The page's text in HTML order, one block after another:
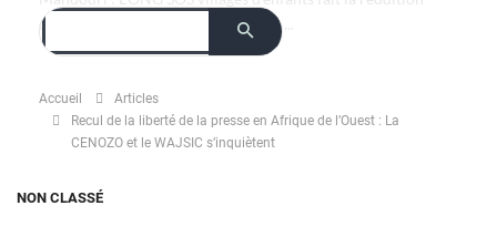
Accueil
Articles
Recul de la liberté de la presse en Afrique de l’Ouest : La
CENOZO et le WAJSIC s’inquiètent
NON CLASSÉ